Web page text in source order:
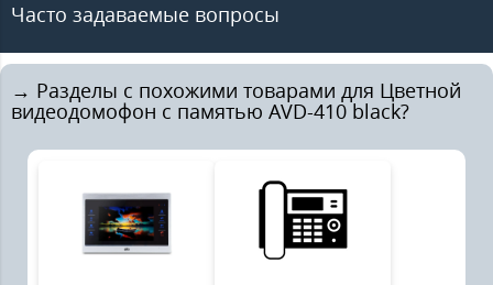
Часто задаваемые вопросы
→ Разделы с похожими товарами для Цветной
видеодомофон с памятью AVD-410 black?